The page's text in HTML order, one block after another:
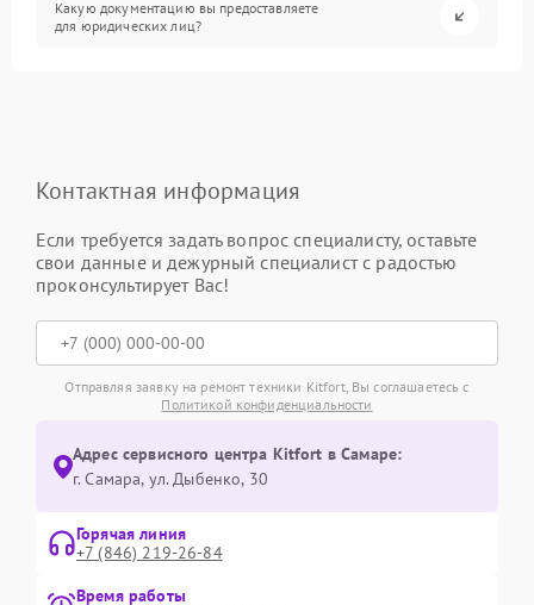
Какую документацию вы предоставляете
для юридических лиц?
Контактная информация
Если требуется задать вопрос специалисту, оставьте
свои данные и дежурный специалист с радостью
проконсультирует Вас!
Отправляя заявку на ремонт техники Kitfort, Вы соглашаетесь с
Политикой конфиденциальности
Адрес сервисного центра Kitfort в Самаре:
г. Самара, ул. Дыбенко, 30
Горячая линия
+7 (846) 219-26-84
Время работы